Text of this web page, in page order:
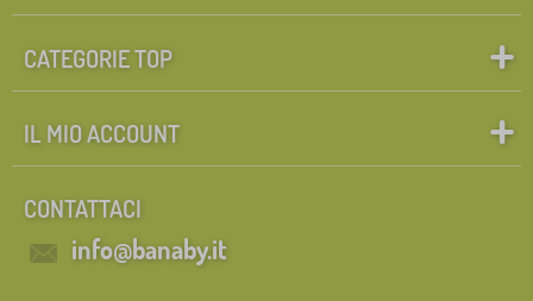
CATEGORIE TOP
IL MIO ACCOUNT
CONTATTACI
info@banaby.it